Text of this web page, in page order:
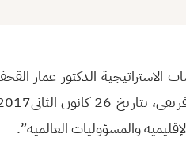
الاستراتيجية الدكتور عمار
والمسؤوليات العالمية”.